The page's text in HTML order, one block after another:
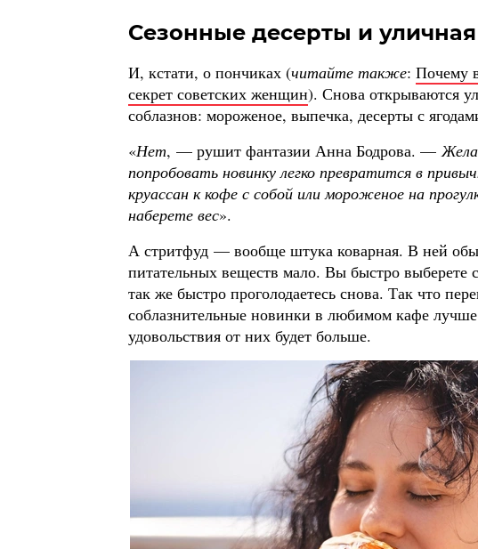
Сезонные десерты и
И, кстати, о пончиках (читайте также: Почему
секрет советских женщин). Снова открываются
соблазнов: мороженое, выпечка, десерты с
«Нет, — рушит фантазии Анна Бодрова. —
попробовать новинку легко превратится в
круассан к кофе с собой или мороженое на
наберете вес».
А стритфуд — вообще штука коварная. В ней
питательных веществ мало. Вы быстро
так же быстро проголодаетесь снова. Так что
соблазнительные новинки в любимом кафе
удовольствия от них будет больше.